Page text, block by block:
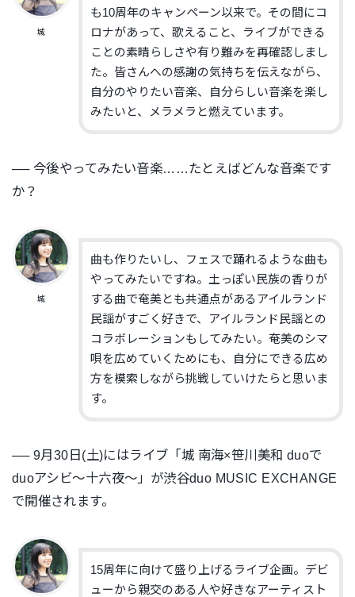
城
も10周年のキャンペーン以来で。その間にコ
ロナがあって、歌えること、ライブができる
ことの素晴らしさや有り難みを再確認しまし
た。皆さんへの感謝の気持ちを伝えながら、
自分のやりたい音楽、自分らしい音楽を楽し
みたいと、メラメラと燃えています。
── 今後やってみたい音楽……たとえばどんな音楽です
か？
城
曲も作りたいし、フェスで踊れるような曲も
やってみたいですね。土っぽい民族の香りが
する曲で奄美とも共通点があるアイルランド
民謡がすごく好きで、アイルランド民謡との
コラボレーションもしてみたい。奄美のシマ
唄を広めていくためにも、
自分にできる広め
方を模索しながら挑戦していけたらと思いま
す。
── 9月30日(土)にはライブ「城 南海×笹川美和 duoで
duoアシビ〜十六夜〜」が渋谷duo MUSIC EXCHANGE
で開催されます。
15周年に向けて盛り上げるライブ企画。デビ
ューから親交のある人や好きなアーティスト